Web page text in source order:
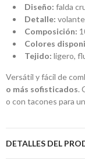
Diseño: falda
Detalle:
Composición:
Colores
Tejido: ligero,
Versátil y fácil de
o más sofisticados.
o con tacones para
DETALLES DEL